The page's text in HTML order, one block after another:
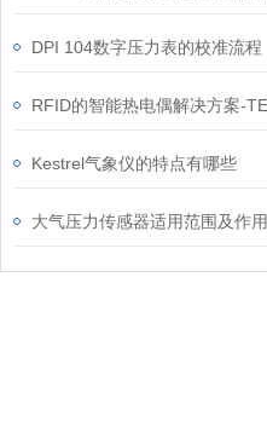
DPI 104数字压力表的校准流程
Kestrel气象仪的特点有哪些
大气压力传感器适用范围及作用